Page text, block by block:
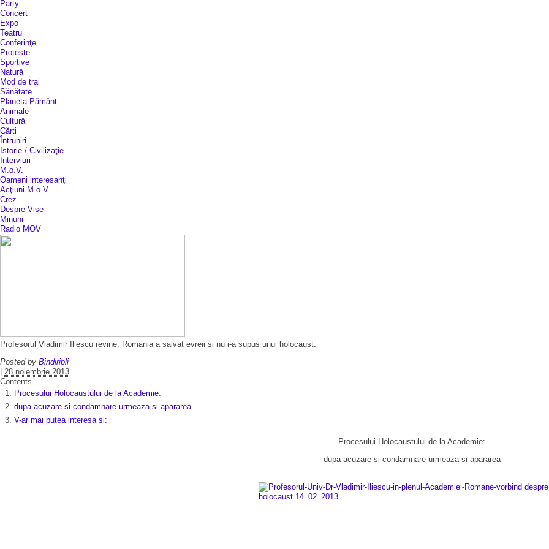
Party
Concert
Expo
Teatru
Conferinţe
Proteste
Sportive
Natură
Mod de trai
Sănătate
Planeta Pământ
Animale
Cultură
Cărti
Întruniri
Istorie / Civilizaţie
Interviuri
M.o.V.
Oameni interesanţi
Acţiuni M.o.V.
Crez
Despre Vise
Minuni
Radio MOV
Profesorul Vladimir Iliescu revine: Romania a salvat evreii si nu i-a supus unui holocaust.
Posted by Bindiribli
28 noiembrie 2013
Contents
Procesului Holocaustului de la Academie:
dupa acuzare si condamnare urmeaza si apararea
V-ar mai putea interesa si:
Procesului Holocaustului de la Academie:
dupa acuzare si condamnare urmeaza si apararea